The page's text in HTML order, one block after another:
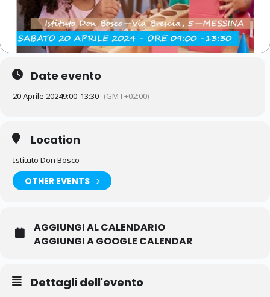
Date evento
20 Aprile 20249:00-13:30 (GMT+02:00)
Location
Istituto Don Bosco
OTHER EVENTS
AGGIUNGI AL CALENDARIO
AGGIUNGI A GOOGLE CALENDAR
Dettagli dell'evento